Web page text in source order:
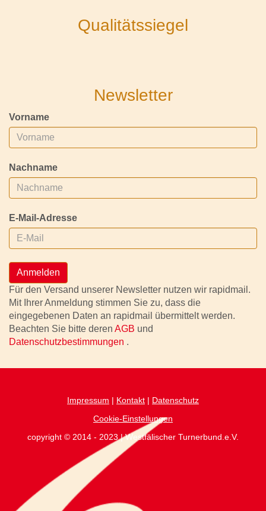
Qualitätssiegel
Newsletter
Vorname
Nachname
E-Mail-Adresse
Anmelden
Für den Versand unserer Newsletter nutzen wir rapidmail.
Mit Ihrer Anmeldung stimmen Sie zu, dass die
eingegebenen Daten an rapidmail übermittelt werden.
Beachten Sie bitte deren AGB und
Datenschutzbestimmungen .
Impressum | Kontakt | Datenschutz
Cookie-Einstellungen
copyright © 2014 - 2023 | Westfälischer Turnerbund.e.V.